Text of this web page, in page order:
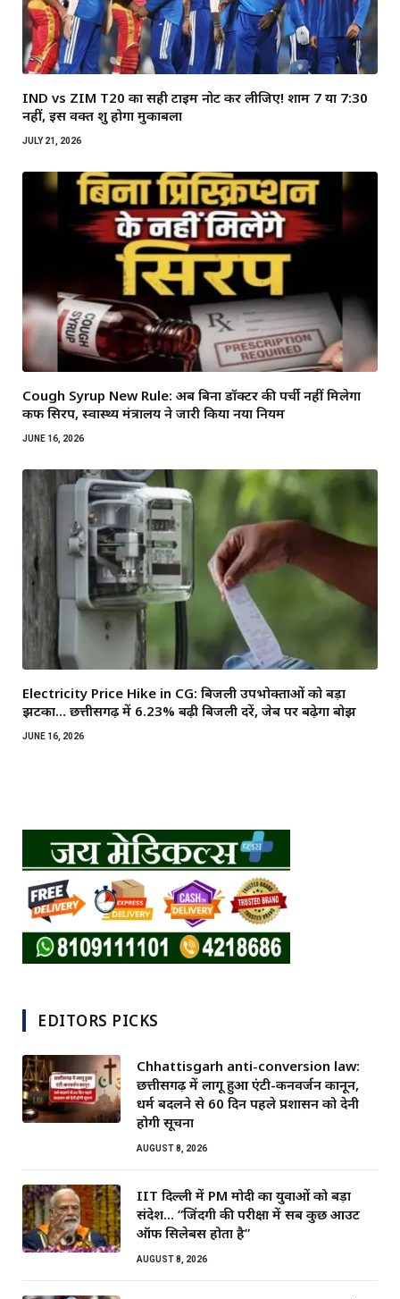
IND vs ZIM T20 का सही टाइम नोट कर लीजिए! शाम 7 या 7:30
नहीं, इस वक्त शुरू होगा मुकाबला
JULY 21, 2026
Cough Syrup New Rule: अब बिना डॉक्टर की पर्ची नहीं मिलेगा
कफ सिरप, स्वास्थ्य मंत्रालय ने जारी किया नया नियम
JUNE 16, 2026
Electricity Price Hike in CG: बिजली उपभोक्ताओं को बड़ा
झटका… छत्तीसगढ़ में 6.23% बढ़ी बिजली दरें, जेब पर बढ़ेगा बोझ
JUNE 16, 2026
EDITORS PICKS
Chhattisgarh anti-conversion law:
छत्तीसगढ़ में लागू हुआ एंटी-कनवर्जन कानून,
धर्म बदलने से 60 दिन पहले प्रशासन को देनी
होगी सूचना
AUGUST 8, 2026
IIT दिल्ली में PM मोदी का युवाओं को बड़ा
संदेश… “जिंदगी की परीक्षा में सब कुछ आउट
ऑफ सिलेबस होता है”
AUGUST 8, 2026